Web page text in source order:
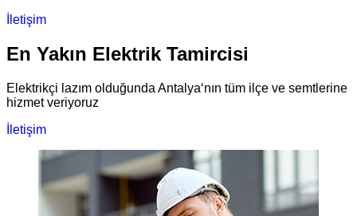
İletişim
En Yakın Elektrik Tamircisi
Elektrikçi lazım olduğunda Antalya‘nın tüm ilçe ve semtlerine
hizmet veriyoruz
İletişim